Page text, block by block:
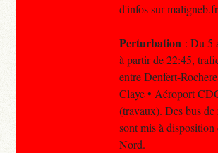
d'infos sur maligneb.fr
Perturbation : Du 5
à partir de 22:45,
entre Denfert-
Claye • Aéroport
(travaux). Des bus de
sont mis à disposition
Nord.